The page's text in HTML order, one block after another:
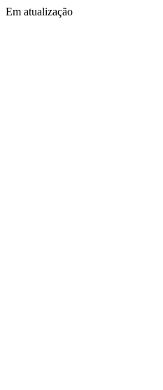
Em atualização